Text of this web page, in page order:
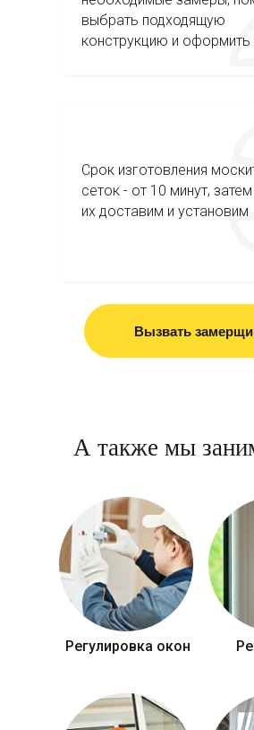
выбрать подходящую
конструкцию и оформить
Срок изготовления
сеток - от 10 минут,
их доставим и установим
Вызвать
А также мы
Регулировка окон